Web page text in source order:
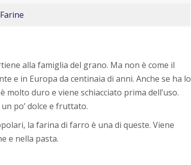
Farine
alla famiglia del grano. Ma non è come il
e in Europa da centinaia di anni. Anche se ha lo
duro e viene schiacciato prima dell’uso.
po’ dolce e fruttato.
la farina di farro è una di queste. Viene
e nella pasta.